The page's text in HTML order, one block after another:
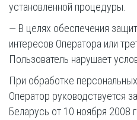
установленной процедуры.
— В целях обеспечения
интересов Оператора или
Пользователь нарушает
При обработке
Оператор руководствуется
Беларусь от 10 ноября 2008